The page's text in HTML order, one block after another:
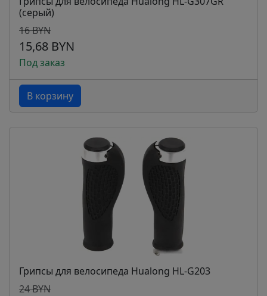
(серый)
16 BYN
15,68 BYN
Под заказ
В корзину
Грипсы для велосипеда Hualong HL-G203
24 BYN